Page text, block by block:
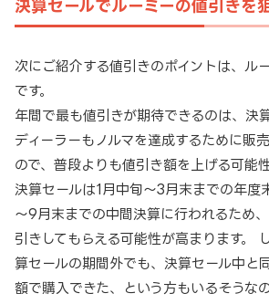
決算セールでルーミーの値引きを
次にご紹介する値引きのポイントは、ル
です。
年間で最も値引きが期待できるのは、決
ディーラーもノルマを達成するために販
ので、普段よりも値引き額を上げる可能
決算セールは1月中旬～3月末までの年度
～9月末までの中間決算に行われるため
引きしてもらえる可能性が高まります。
算セールの期間外でも、決算セール中と
額で購入できた、という方もいるそうな